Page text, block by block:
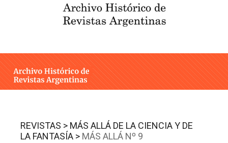
ESTUDIOS CRÍTICOS
INTEGRANTES
CONTACTO
REVISTAS > MÁS ALLÁ DE LA CIENCIA Y DE
LA FANTASÍA > MÁS ALLÁ Nº 9